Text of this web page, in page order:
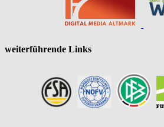
weiterführende Links